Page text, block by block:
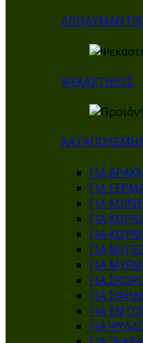
ΨΕΚΑΣΤΗΡΕΣ
ΓΙΑ
ΓΙΑ
ΓΙΑ
ΓΙΑ
ΓΙΑ
ΓΙΑ
ΓΙΑ
ΓΙΑ
ΓΙΑ
ΓΙΑ
ΓΙΑ